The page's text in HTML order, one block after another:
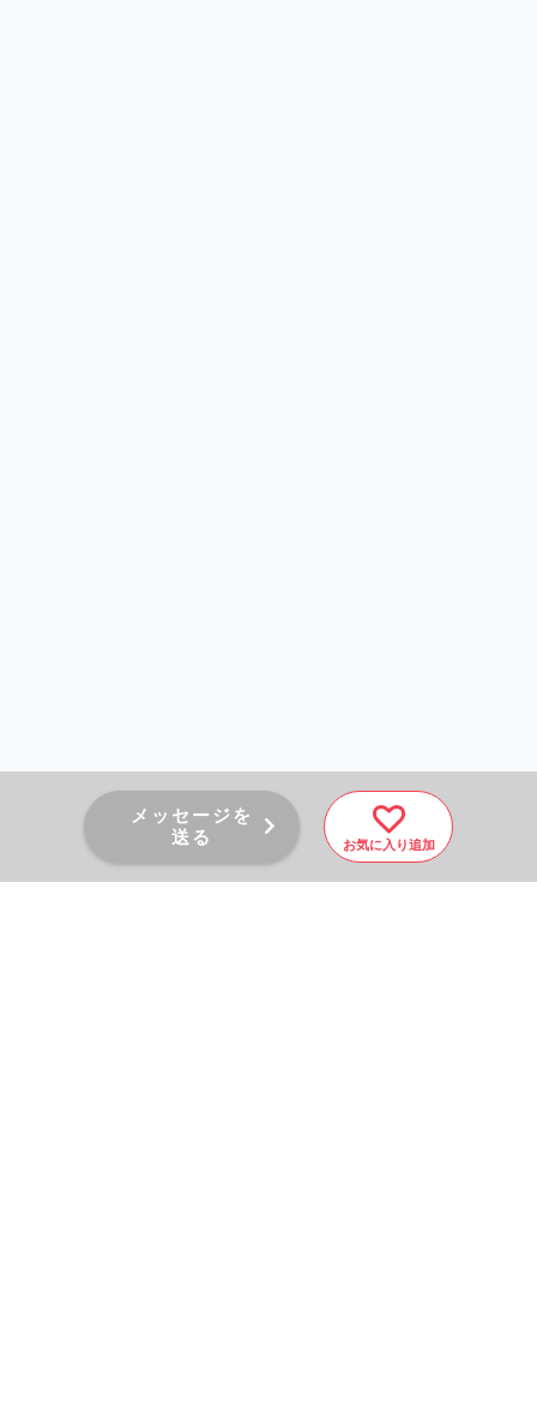
メッセージを
送る
お気に入り追加